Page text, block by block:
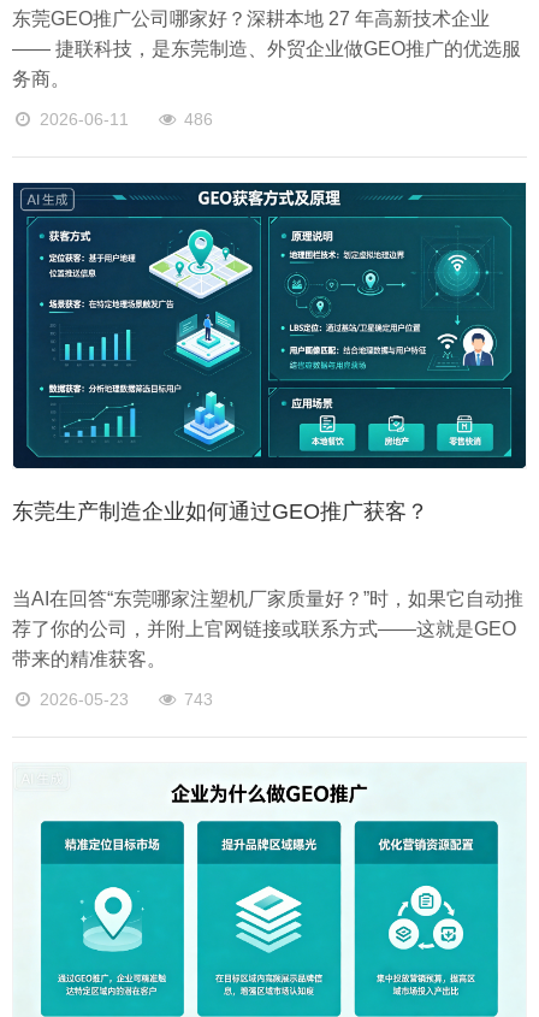
东莞GEO推广公司哪家好？深耕本地 27 年高新技术企业
—— 捷联科技，是东莞制造、外贸企业做GEO推广的优选服
务商。
2026-06-11 486
东莞生产制造企业如何通过GEO推广获客？
当AI在回答“东莞哪家注塑机厂家质量好？”时，如果它自动推
荐了你的公司，并附上官网链接或联系方式——这就是GEO
带来的精准获客。
2026-05-23 743